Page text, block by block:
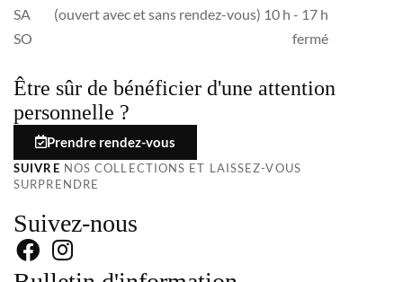
SA
(ouvert avec et sans rendez-vous) 10 h - 17 h
SO
fermé
Être sûr de bénéficier d'une attention
personnelle ?
Prendre rendez-vous
SUIVRE NOS COLLECTIONS ET LAISSEZ-VOUS
SURPRENDRE
Suivez-nous